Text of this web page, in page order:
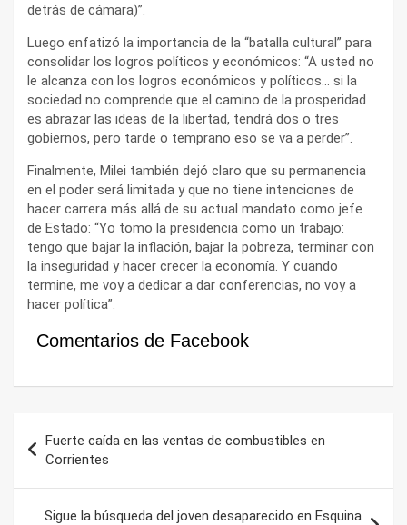
detrás de cámara)”.
Luego enfatizó la importancia de la “batalla cultural” para
consolidar los logros políticos y económicos: “A usted no
le alcanza con los logros económicos y políticos… si la
sociedad no comprende que el camino de la prosperidad
es abrazar las ideas de la libertad, tendrá dos o tres
gobiernos, pero tarde o temprano eso se va a perder”.
Finalmente, Milei también dejó claro que su permanencia
en el poder será limitada y que no tiene intenciones de
hacer carrera más allá de su actual mandato como jefe
de Estado: “Yo tomo la presidencia como un trabajo:
tengo que bajar la inflación, bajar la pobreza, terminar con
la inseguridad y hacer crecer la economía. Y cuando
termine, me voy a dedicar a dar conferencias, no voy a
hacer política”.
Comentarios de Facebook
de
entradas
Fuerte caída en las ventas de combustibles en
Corrientes
Sigue la búsqueda del joven desaparecido en Esquina